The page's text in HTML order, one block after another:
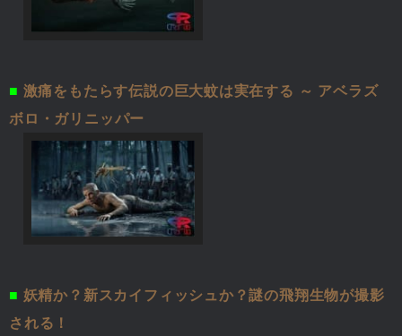
■ 激痛をもたらす伝説の巨大蚊は実在する ～ アベラズ
ボロ・ガリニッパー
■ 妖精か？新スカイフィッシュか？謎の飛翔生物が撮影
される！